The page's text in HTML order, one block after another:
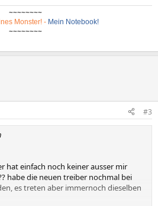
~~~~~~~~
Monster!- Mein Notebook!
~~~~~~~~
#3
hat einfach noch keiner ausser mir
habe die neuen treiber nochmal bei
es treten aber immernoch dieselben